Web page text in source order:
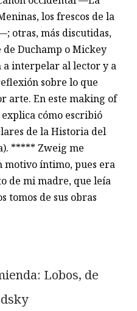
los frescos de la
otras, más discutidas,
de Duchamp o Mickey
a interpelar al lector y a
sobre lo que
arte. En este making of
cómo escribió
de la Historia del
***** Zweig me
motivo íntimo, pues era
de mi madre, que leía
tomos de sus obras
Lobos, de